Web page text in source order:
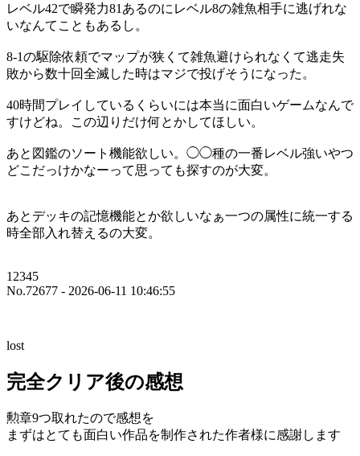
レベル42で瞬発力81あるのにレベル8の雑魚相手に逃げれな
いなんてこともあるし。
8-1の駆除依頼でマップが狭くて雑魚避けられなくて逃走失
敗から数十回全滅した時はマジで投げそうになった。
40時間プレイしているくらいには本当に面白いゲームなんで
すけどね。この辺りだけ何とかしてほしい。
あと図鑑のソート機能欲しい。◯◯種の一番レベル強いやつ
どこだっけかなーって思っても探すのが大変。
あとデッキの記憶機能とか欲しいなぁ一つの属性に統一する
時全部入れ替えるの大変。
12345
No.72677 - 2026-06-11 10:46:55
lost
完全クリア後の感想
勲章9つ取れたので感想を
まずはとても面白い作品を制作された作者様に感謝します